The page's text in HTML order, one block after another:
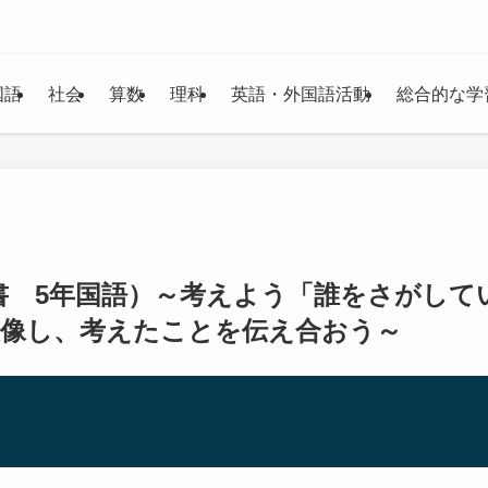
語 社会 算数 理科 英語・外国語活動 総合的な学
5年国語）～考えよう「誰をさがして
し、考えたことを伝え合おう～